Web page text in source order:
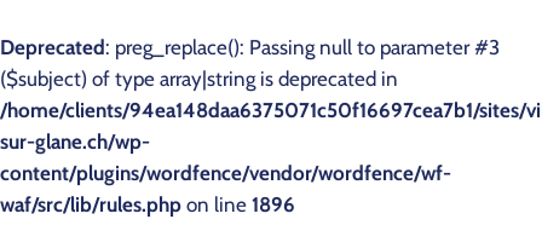
Deprecated: preg_replace(): Passing null to parameter #3
($subject) of type array|string is deprecated in
/home/clients/94ea148daa6375071c50f16697cea7b1/sites/
sur-glane.ch/wp-
content/plugins/wordfence/vendor/wordfence/wf-
waf/src/lib/rules.php on line 1896
Accueil
Actualités
Agenda